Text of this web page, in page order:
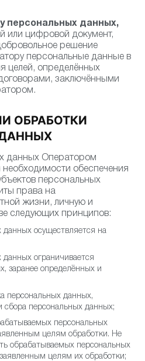
персональных данных,
или цифровой документ,
решение
персональные данные в
целей, определённых
заключёнными
ОБРАБОТКИ
данных Оператором
необходимости обеспечения
персональных
права на
жизни, личную и
следующих принципов:
данных осуществляется на
данных ограничивается
заранее определённых и
персональных данных,
сбора персональных данных;
персональных
целям обработки. Не
обрабатываемых персональных
целям их обработки;